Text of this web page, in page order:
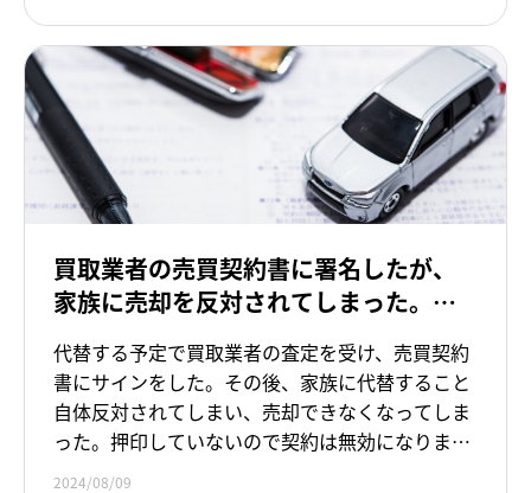
買取業者の売買契約書に署名したが、
家族に売却を反対されてしまった。ハ
ンコは押していないので、契約は無効
になりませんか。
代替する予定で買取業者の査定を受け、売買契約
書にサインをした。その後、家族に代替すること
自体反対されてしまい、売却できなくなってしま
った。押印していないので契約は無効になります
か。
2024/08/09